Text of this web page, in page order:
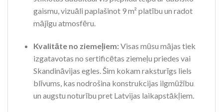
gaismu, vizuāli paplašinot 9 m² platību un radot
mājīgu atmosfēru.
Kvalitāte no ziemeļiem:Visas mūsu mājas tiek
izgatavotas no sertificētas ziemeļu priedes vai
Skandināvijas egles. Šim kokam raksturīgs liels
blīvums, kas nodrošina konstrukcijas ilgmūžību
un augstu noturību pret Latvijas laikapstākļiem.